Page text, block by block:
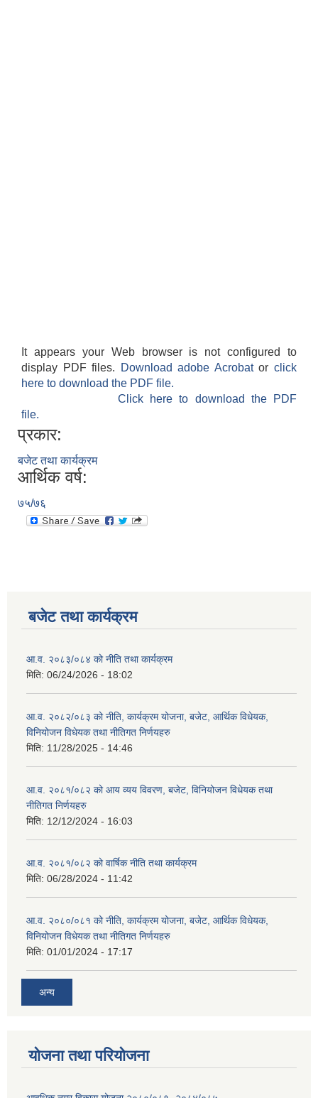
It appears your Web browser is not configured to
display PDF files.
Download adobe Acrobatorclick
here to download the PDF file.
Click here to download the PDF
file.
प्रकार:
बजेट तथा कार्यक्रम
आर्थिक वर्ष:
७५/७६
बजेट तथा कार्यक्रम
आ.व. २०८३/०८४ को नीति तथा कार्यक्रम
मिति: 06/24/2026 - 18:02
आ.व. २०८२/०८३ को नीति, कार्यक्रम योजना, बजेट, आर्थिक विधेयक,
विनियोजन विधेयक तथा नीतिगत निर्णयहरु
मिति: 11/28/2025 - 14:46
आ.व. २०८१/०८२ को आय व्यय विवरण, बजेट, विनियोजन विधेयक तथा
नीतिगत निर्णयहरु
मिति: 12/12/2024 - 16:03
आ.व. २०८१/०८२ को वार्षिक नीति तथा कार्यक्रम
मिति: 06/28/2024 - 11:42
आ.व. २०८०/०८१ को नीति, कार्यक्रम योजना, बजेट, आर्थिक विधेयक,
विनियोजन विधेयक तथा नीतिगत निर्णयहरु
मिति: 01/01/2024 - 17:17
अन्य
योजना तथा परियोजना